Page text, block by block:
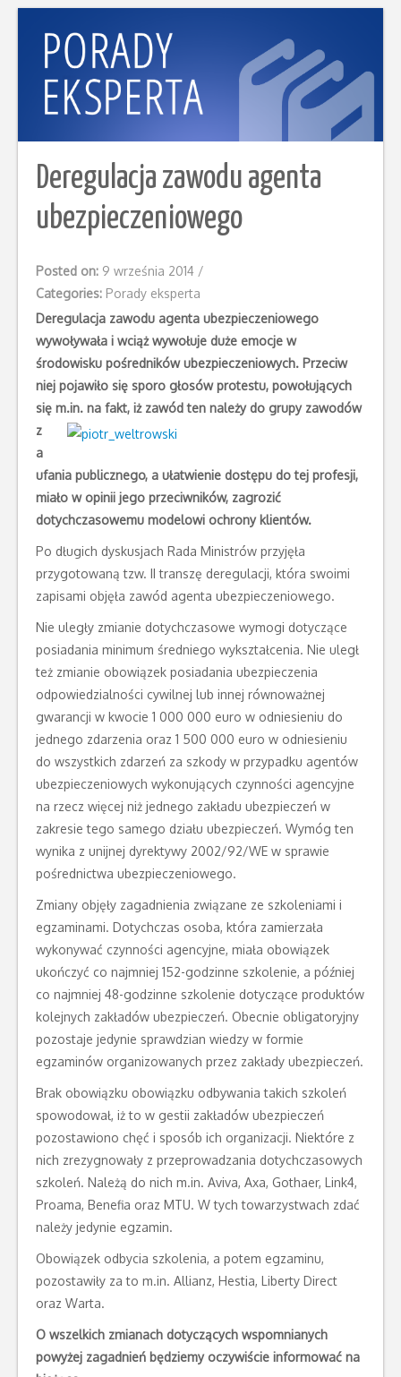
Deregulacja zawodu agenta
ubezpieczeniowego
Posted on: 9 września 2014 /
Categories: Porady eksperta
Deregulacja zawodu agenta ubezpieczeniowego
wywoływała i wciąż wywołuje duże emocje w
środowisku pośredników ubezpieczeniowych. Przeciw
niej pojawiło się sporo głosów protestu, powołujących
się m.in. na fakt, iż zawód ten należy do grupy zawodów
z
a
ufania publicznego, a ułatwienie dostępu do tej profesji,
miało w opinii jego przeciwników, zagrozić
dotychczasowemu modelowi ochrony klientów.
Po długich dyskusjach Rada Ministrów przyjęła
przygotowaną tzw. II transzę deregulacji, która swoimi
zapisami objęła zawód agenta ubezpieczeniowego.
Nie uległy zmianie dotychczasowe wymogi dotyczące
posiadania minimum średniego wykształcenia. Nie uległ
też zmianie obowiązek posiadania ubezpieczenia
odpowiedzialności cywilnej lub innej równoważnej
gwarancji w kwocie 1 000 000 euro w odniesieniu do
jednego zdarzenia oraz 1 500 000 euro w odniesieniu
do wszystkich zdarzeń za szkody w przypadku agentów
ubezpieczeniowych wykonujących czynności agencyjne
na rzecz więcej niż jednego zakładu ubezpieczeń w
zakresie tego samego działu ubezpieczeń. Wymóg ten
wynika z unijnej dyrektywy 2002/92/WE w sprawie
pośrednictwa ubezpieczeniowego.
Zmiany objęły zagadnienia związane ze szkoleniami i
egzaminami. Dotychczas osoba, która zamierzała
wykonywać czynności agencyjne, miała obowiązek
ukończyć co najmniej 152-godzinne szkolenie, a później
co najmniej 48-godzinne szkolenie dotyczące produktów
kolejnych zakładów ubezpieczeń. Obecnie obligatoryjny
pozostaje jedynie sprawdzian wiedzy w formie
egzaminów organizowanych przez zakłady ubezpieczeń.
Brak obowiązku obowiązku odbywania takich szkoleń
spowodował, iż to w gestii zakładów ubezpieczeń
pozostawiono chęć i sposób ich organizacji. Niektóre z
nich zrezygnowały z przeprowadzania dotychczasowych
szkoleń. Należą do nich m.in. Aviva, Axa, Gothaer, Link4,
Proama, Benefia oraz MTU. W tych towarzystwach zdać
należy jedynie egzamin.
Obowiązek odbycia szkolenia, a potem egzaminu,
pozostawiły za to m.in. Allianz, Hestia, Liberty Direct
oraz Warta.
O wszelkich zmianach dotyczących wspomnianych
powyżej zagadnień będziemy oczywiście informować na